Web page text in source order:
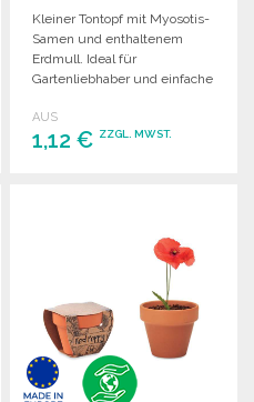
Kleiner Tontopf mit Myosotis-
Samen und enthaltenem
Erdmull. Ideal für
Gartenliebhaber und einfache
AUS
1,12 € ZZGL. MWST.